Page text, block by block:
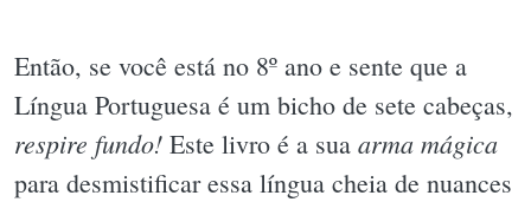
Então, se você está no 8º ano e sente que a
Língua Portuguesa é um bicho de sete cabeças,
respire fundo! Este livro é a sua arma mágica
para desmistificar essa língua cheia de nuances